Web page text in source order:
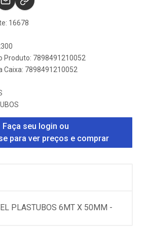
16678
Produto: 7898491210052
Caixa: 7898491210052
Faça seu login ou
para ver preços e comprar
PLASTUBOS 6MT X 50MM -